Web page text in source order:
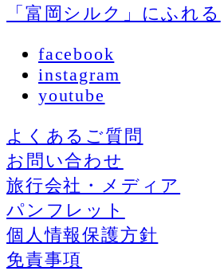
「富岡シルク」にふれる
facebook
instagram
youtube
よくあるご質問
お問い合わせ
旅行会社・メディア
パンフレット
個人情報保護方針
免責事項